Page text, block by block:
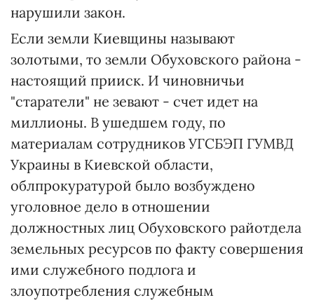
нарушили закон.
Если земли Киевщины называют
золотыми, то земли Обуховского района -
настоящий прииск. И чиновничьи
"старатели" не зевают - счет идет на
миллионы. В ушедшем году, по
материалам сотрудников УГСБЭП ГУМВД
Украины в Киевской области,
облпрокуратурой было возбуждено
уголовное дело в отношении
должностных лиц Обуховского райотдела
земельных ресурсов по факту совершения
ими служебного подлога и
злоупотребления служебным